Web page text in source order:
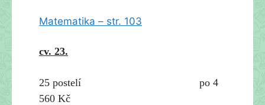
Matematika – str. 103
cv. 23.
25 postelí po 4
560 Kč